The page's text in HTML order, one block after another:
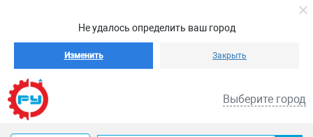
Не удалось определить ваш город
Изменить Закрыть
Выберите город